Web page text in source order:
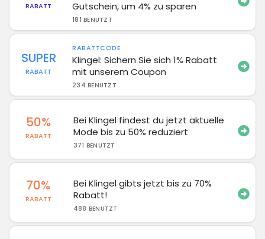
RABATT
Gutschein, um 4% zu sparen
181 BENUTZT
SUPER
RABATT
RABATTCODE
Klingel: Sichern Sie sich 1% Rabatt
mit unserem Coupon
234 BENUTZT
50%
RABATT
Bei Klingel findest du jetzt aktuelle
Mode bis zu 50% reduziert
371 BENUTZT
70%
RABATT
Bei Klingel gibts jetzt bis zu 70%
Rabatt!
488 BENUTZT